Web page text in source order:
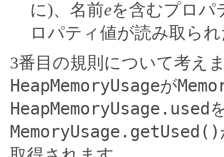
に)、名前eを含むプロパ
ロパティ値が読み取ら
3番目の規則について考え
HeapMemoryUsageが
HeapMemoryUsage.used
MemoryUsage.getUsed()